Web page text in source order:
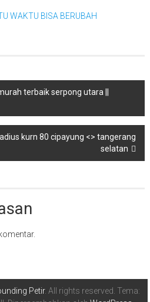
WAKTU BISA BERUBAH
terbaik serpong utara ||
kurn 80 cipayung <> tangerang
selatan
Petir. All rights reserved. Tema: